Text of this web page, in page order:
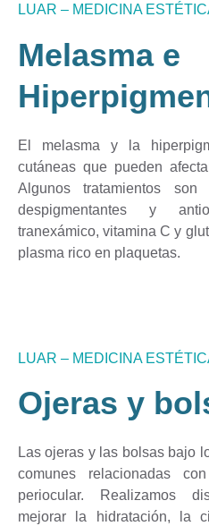
LUAR – MEDICINA
Melasma e
El melasma y la
cutáneas que pueden
Algunos tratamientos son
despigmentantes y
tranexámico, vitamina C y
plasma rico en plaquetas.
LUAR – MEDICINA
Ojeras y
Las ojeras y las bolsas bajo
comunes relacionadas
periocular. Realizamos
mejorar la hidratación, la